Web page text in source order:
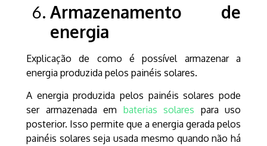
Armazenamento de
energia
Explicação de como é possível armazenar a
energia produzida pelos painéis solares.
A energia produzida pelos painéis solares pode
ser armazenada em baterias solares para uso
posterior. Isso permite que a energia gerada pelos
painéis solares seja usada mesmo quando não há